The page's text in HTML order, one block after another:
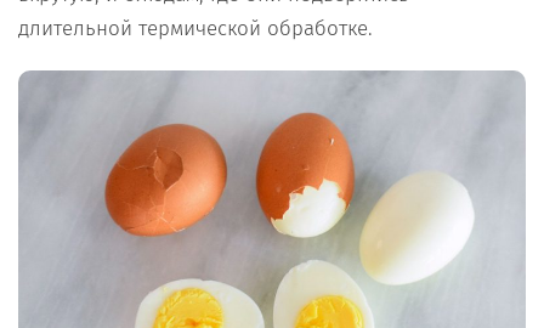
длительной термической обработке.